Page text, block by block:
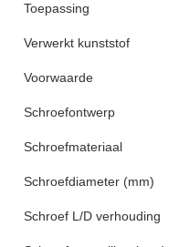
Toepassing
Verwerkt kunststof
Voorwaarde
Schroefontwerp
Schroefmateriaal
Schroefdiameter (mm)
Schroef L/D verhouding